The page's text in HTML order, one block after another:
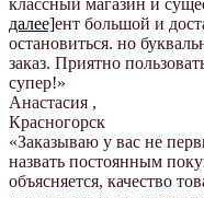
классный магазин и
далее]ент большой и
остановиться. но
заказ. Приятно
супер!»
Анастасия ,
Красногорск
«Заказываю у вас не
назвать постоянным
объясняется, качество